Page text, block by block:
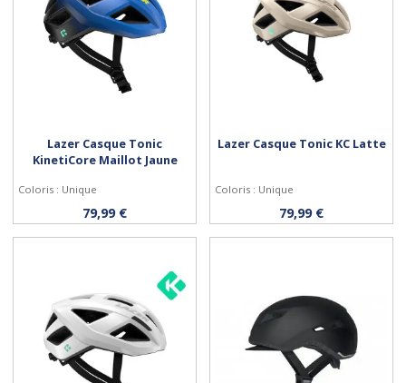
Personnaliser
Lazer Casque Tonic
KinetiCore Maillot Jaune
Coloris : Unique
79,99 € Personnaliser
Lazer Casque Tonic KC Latte
Coloris : Unique
79,99 €